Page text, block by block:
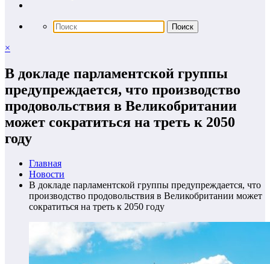
×
В докладе парламентской группы
предупреждается, что производство
продовольствия в Великобритании
может сократиться на треть к 2050
году
Главная
Новости
В докладе парламентской группы предупреждается, что
производство продовольствия в Великобритании может
сократиться на треть к 2050 году